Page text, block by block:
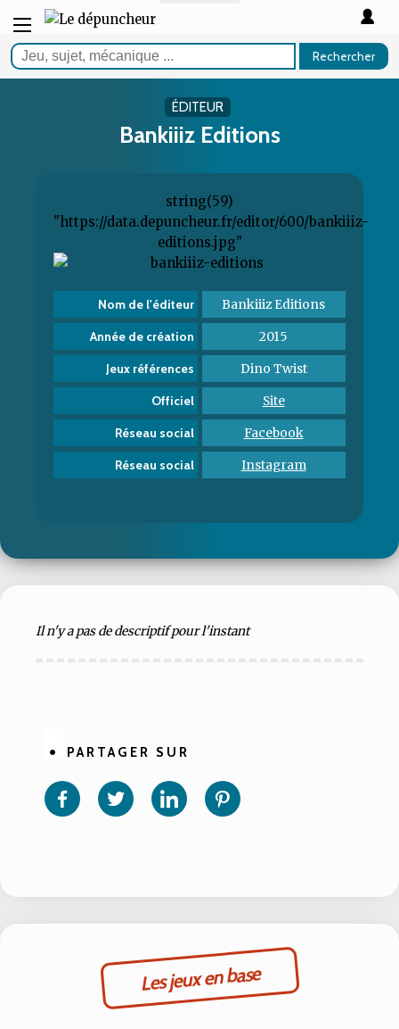
Rechercher
ÉDITEUR
Bankiiiz Editions
string(59)
"https://data.depuncheur.fr/editor/600/bankiiiz-
editions.jpg"
Nom de l'éditeur Bankiiiz Editions
Année de création 2015
Jeux références Dino Twist
Officiel Site
Réseau social Facebook
Réseau social Instagram
Il n'y a pas de descriptif pour l'instant
PARTAGER SUR
Partager
sur
Partager
sur sur
Les jeux en base